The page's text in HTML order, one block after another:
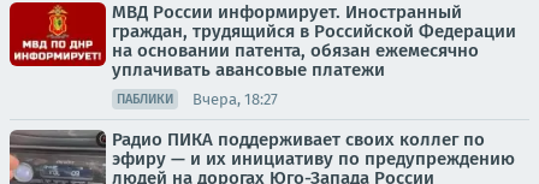
МВД России информирует. Иностранный
граждан, трудящийся в Российской Федерации
на основании патента, обязан ежемесячно
уплачивать авансовые платежи
ПАБЛИКИ Вчера, 18:27
Радио ПИКА поддерживает своих коллег по
эфиру — и их инициативу по предупреждению
людей на дорогах Юго-Запада России